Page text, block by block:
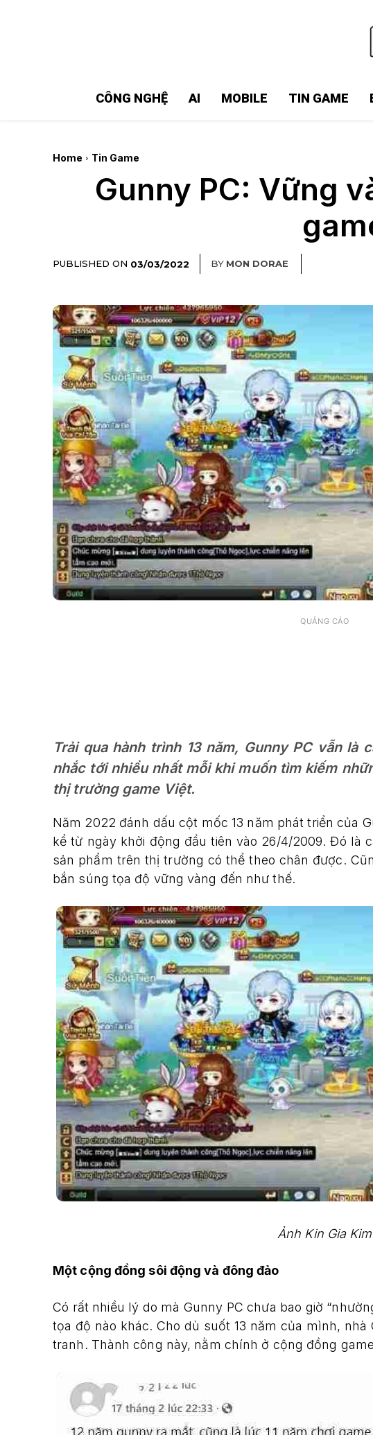
CÔNG NGHỆ AI MOBILE TIN GAME
Home Tin Game
Gunny PC: Vững
PUBLISHED ON 03/03/2022 BY MON DORAE
QUẢNG CÁO
Trải qua hành trình 13 năm, Gunny PC vẫn
nhắc tới nhiều nhất mỗi khi muốn tìm kiếm
thị trường game Việt.
Năm 2022 đánh dấu cột mốc 13 năm phát triển của
kể từ ngày khởi động đầu tiên vào 26/4/2009. Đó là
sản phẩm trên thị trường có thể theo chân được.
bắn súng tọa độ vững vàng đến như thế.
Ảnh Kin Gia Kim
Một cộng đồng sôi động và đông đảo
Có rất nhiều lý do mà Gunny PC chưa bao giờ
tọa độ nào khác. Cho dù suốt 13 năm của mình,
tranh. Thành công này, nằm chính ở cộng đồng